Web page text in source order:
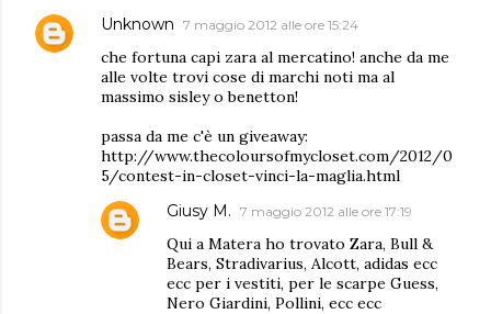
Unknown 7 maggio 2012 alle ore 15:24
che fortuna capi zara al mercatino! anche da me
alle volte trovi cose di marchi noti ma al
massimo sisley o benetton!
passa da me c'è un giveaway:
http://www.thecoloursofmycloset.com/2012/0
5/contest-in-closet-vinci-la-maglia.html
Giusy M. 7 maggio 2012 alle ore 17:19
Qui a Matera ho trovato Zara, Bull &
Bears, Stradivarius, Alcott, adidas ecc
ecc per i vestiti, per le scarpe Guess,
Nero Giardini, Pollini, ecc ecc